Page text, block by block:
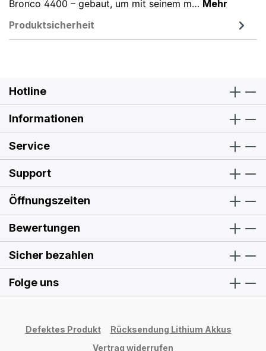
Bronco 4400 – gebaut, um mit seinem m… Mehr
Produktsicherheit
Hotline
Informationen
Service
Support
Öffnungszeiten
Bewertungen
Sicher bezahlen
Folge uns
Defektes Produkt
Rücksendung Lithium Akkus
Vertrag widerrufen